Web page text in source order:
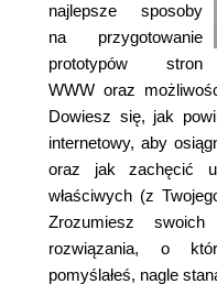
najlepsze sposoby
na przygotowanie
prototypów stron
WWW oraz
Dowiesz się, jak
internetowy, aby
oraz jak zachęcić
właściwych (z
Zrozumiesz
rozwiązania, o
pomyślałeś, nagle